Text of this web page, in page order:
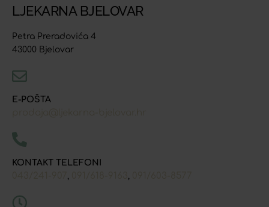
LJEKARNA BJELOVAR
Petra Preradovića 4
43000 Bjelovar
E-POŠTA
KONTAKT TELEFONI
, ,